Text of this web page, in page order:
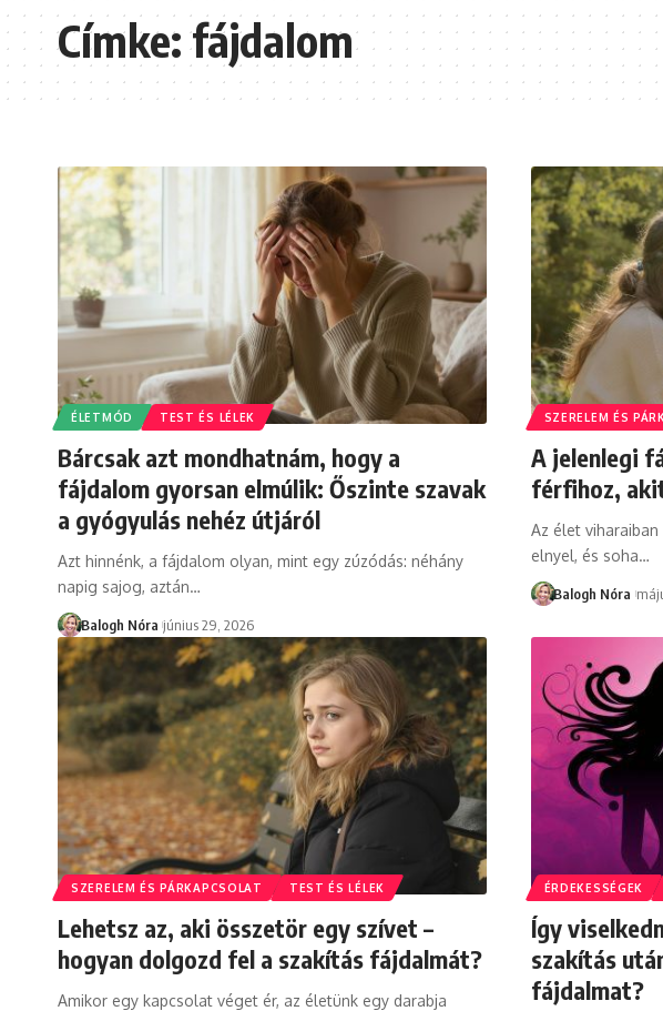
Címke:fájdalom
ÉLETMÓD TEST ÉS LÉLEK
Bárcsak azt mondhatnám, hogy a
fájdalom gyorsan elmúlik: Őszinte szavak
a gyógyulás nehéz útjáról
Azt hinnénk, a fájdalom olyan, mint egy zúzódás: néhány
napig sajog, aztán…
Balogh Nóra június 29, 2026
SZERELEM ÉS
A jelenlegi
férfihoz,
Az élet
elnyel, és soha…
Balogh Nóra
SZERELEM ÉS PÁRKAPCSOLAT TEST ÉS LÉLEK
Lehetsz az, aki összetör egy szívet –
hogyan dolgozd fel a szakítás fájdalmát?
Amikor egy kapcsolat véget ér, az életünk egy darabja
ÉRDEKESSÉGEK
Így
szakítás
fájdalmat?